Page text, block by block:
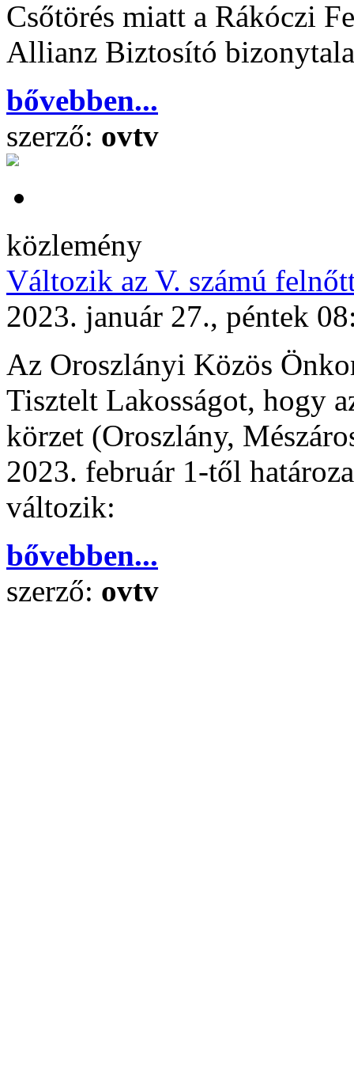
Csőtörés miatt a Rákóczi
Allianz Biztosító
bővebben...
szerző: ovtv
közlemény
Változik az V. számú
2023. január 27., péntek
Az Oroszlányi Közös
Tisztelt Lakosságot, hogy
körzet (Oroszlány,
2023. február 1-től
változik:
bővebben...
szerző: ovtv